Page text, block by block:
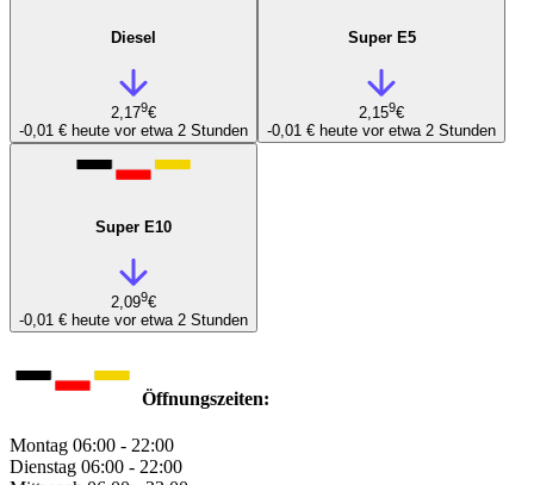
Diesel
2,179€
-0,01 € heute vor etwa 2 Stunden
Super E5
2,159€
-0,01 € heute vor etwa 2 Stunden
Super E10
2,099€
-0,01 € heute vor etwa 2 Stunden
Öffnungszeiten:
Montag 06:00 - 22:00
Dienstag 06:00 - 22:00